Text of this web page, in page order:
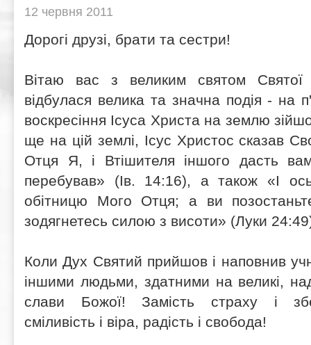
12 червня 2011
Дорогі друзі, брати та сестри!
Вітаю вас з великим святом
відбулася велика та значна подія - на
воскресіння Ісуса Христа на землю
ще на цій землі, Ісус Христос сказав
Отця Я, і Втішителя іншого дасть
перебував» (Ів. 14:16), а також «І
обітницю Мого Отця; а ви
зодягнетесь силою з висоти» (Луки
Коли Дух Святий прийшов і наповнив
іншими людьми, здатними на великі,
слави Божої! Замість страху і
сміливість і віра, радість і свобода!